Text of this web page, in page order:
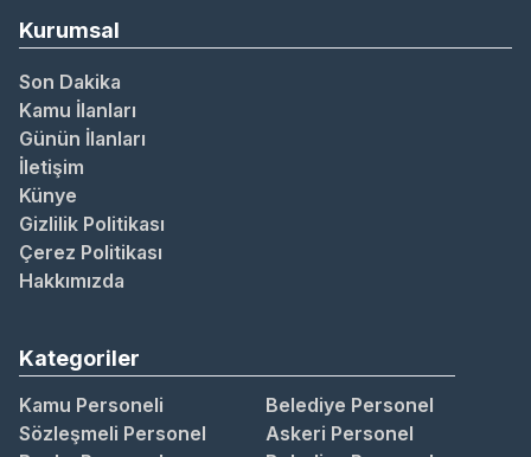
Kurumsal
Son Dakika
Kamu İlanları
Günün İlanları
İletişim
Künye
Gizlilik Politikası
Çerez Politikası
Hakkımızda
Kategoriler
Kamu Personeli
Belediye Personel
Sözleşmeli Personel
Askeri Personel